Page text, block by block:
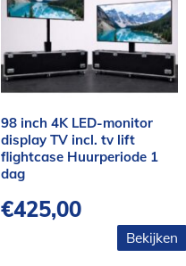
98 inch 4K LED-monitor
display TV incl. tv lift
flightcase Huurperiode 1
dag
€425,00
Bekijken